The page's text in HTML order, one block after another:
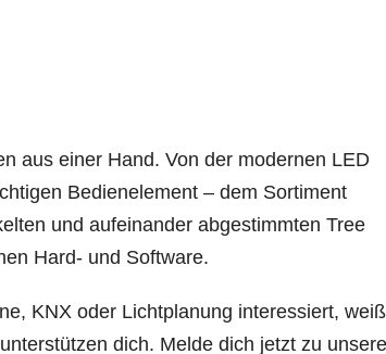
aus einer Hand. Von der modernen LED
Bedienelement – dem Sortiment
und aufeinander abgestimmten Tree
Hard- und Software.
KNX oder Lichtplanung interessiert,
dich. Melde dich jetzt zu